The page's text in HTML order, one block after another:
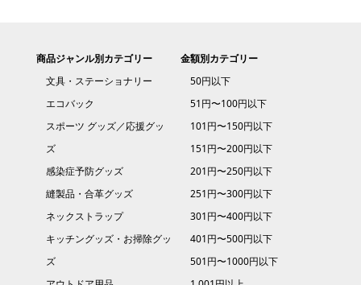
商品ジャンル別カテゴリー
文具・ステーショナリー
エコバック
スポーツ グッズ／応援グッ
ズ
感染症予防グッズ
縫製品・合革グッズ
ネックストラップ
キッチングッズ・お掃除グッ
ズ
金額別カテゴリー
50円以下
51円〜100円以下
101円〜150円以下
151円〜200円以下
201円〜250円以下
251円〜300円以下
301円〜400円以下
401円〜500円以下
501円〜1000円以下